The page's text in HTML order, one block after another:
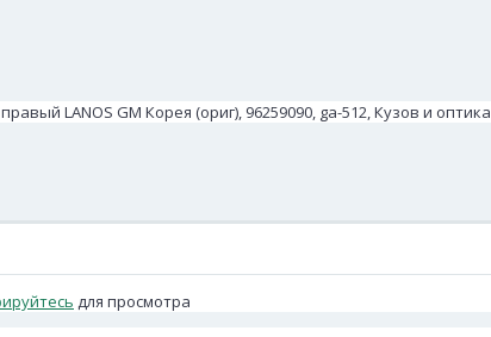
LANOS GM Корея (ориг), 96259090, ga-512, Кузов и оптика
для просмотра